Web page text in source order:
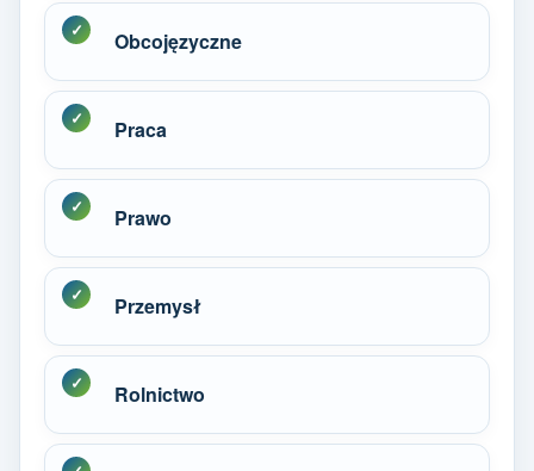
Obcojęzyczne
Praca
Prawo
Przemysł
Rolnictwo